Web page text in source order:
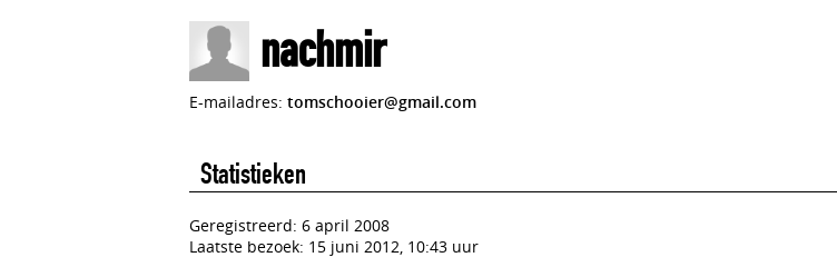
nachmir
E-mailadres: tomschooier@gmail.com
Statistieken
Geregistreerd: 6 april 2008
Laatste bezoek: 15 juni 2012, 10:43 uur